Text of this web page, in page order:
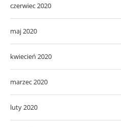
czerwiec 2020
maj 2020
kwiecień 2020
marzec 2020
luty 2020